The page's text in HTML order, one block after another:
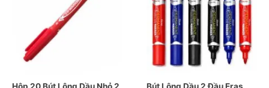
Hộp 20 Bút Lông Dầu Nhỏ 2
Bút Lông Dầu 2 Đầu Eras